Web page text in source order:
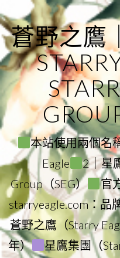
to
content
蒼野之鷹
本站使用兩個名
Eagle
2｜星
Group（SEG）
官
starryeagle.com：品
蒼野之鷹（Starry
年）
星鷹集團（